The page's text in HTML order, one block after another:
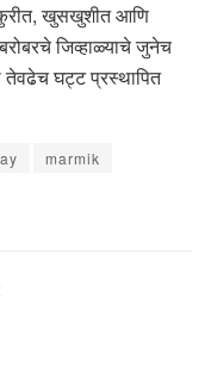
खुसखुशीत आणि
जिव्हाळ्याचे जुनेच
तेवढेच घट्ट प्रस्थापित
marmik